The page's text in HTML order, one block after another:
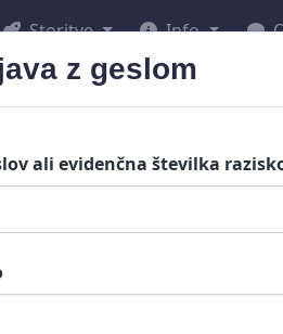
Storitve Info
z geslom
ali evidenčna številka